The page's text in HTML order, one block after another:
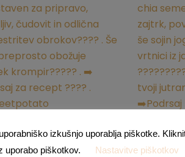
izkušnjo uporablja piškotke.
uporabo piškotkov.
Nastavitve piškotkov